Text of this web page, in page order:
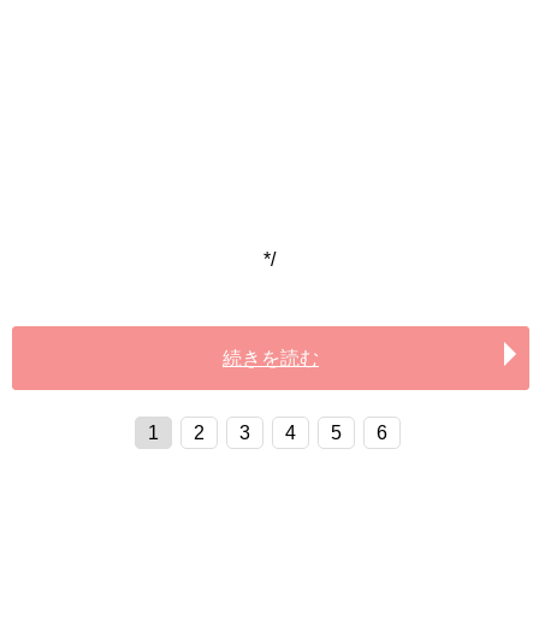
*/
続きを読む
1 2 3 4 5 6